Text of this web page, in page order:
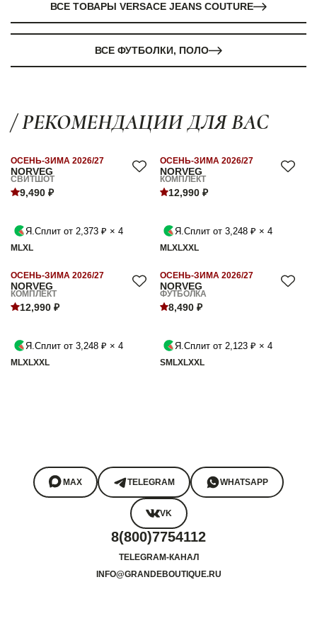
ВСЕ ТОВАРЫ VERSACE JEANS COUTURE
ВСЕ ФУТБОЛКИ, ПОЛО
/ РЕКОМЕНДАЦИИ ДЛЯ ВАС
NORVEG
ОСЕНЬ-ЗИМА 2026/27
СВИТШОТ
9,490 ₽
Я.Сплит от 2,373 ₽ × 4
M LXL
NORVEG
ОСЕНЬ-ЗИМА 2026/27
КОМПЛЕКТ
12,990 ₽
Я.Сплит от 3,248 ₽ × 4
M LXLXXL
NORVEG
ОСЕНЬ-ЗИМА 2026/27
КОМПЛЕКТ
12,990 ₽
Я.Сплит от 3,248 ₽ × 4
M LXLXXL
NORVEG
ОСЕНЬ-ЗИМА 2026/27
ФУТБОЛКА
8,490 ₽
Я.Сплит от 2,123 ₽ × 4
SM LXLXXL
MAX TELEGRAM WHATSAPP
VK
8(800)7754112
TELEGRAM-КАНАЛ
INFO@GRANDEBOUTIQUE.RU